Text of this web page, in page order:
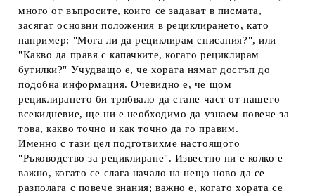
много от въпросите, които се задават в писмата,
засягат основни положения в рециклирането, като
например: "Мога ли да рециклирам списания?", или
"Какво да правя с капачките, когато рециклирам
бутилки?" Учудващо е, че хората нямат достъп до
подобна информация. Очевидно е, че щом
рециклирането би трябвало да стане част от нашето
всекидневие, ще ни е необходимо да узнаем повече за
това, какво точно и как точно да го правим.
Именно с тази цел подготвихме настоящото
"Ръководство за рециклиране". Известно ни е колко е
важно, когато се слага начало на нещо ново да се
разполага с повече знания; важно е, когато хората се